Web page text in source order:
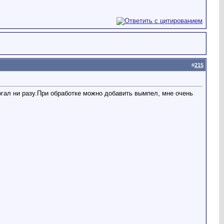
#215
ни разу. При обработке можно добавить вымпел, мне очень